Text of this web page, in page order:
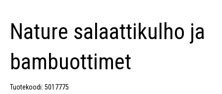
Nature salaattikulho ja
bambuottimet
Tuotekoodi: 5017775